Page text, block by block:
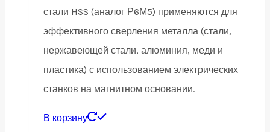
стали HSS (аналог Р6М5) применяются для
эффективного сверления металла (стали,
нержавеющей стали, алюминия, меди и
пластика) с использованием электрических
станков на магнитном основании.
В корзину